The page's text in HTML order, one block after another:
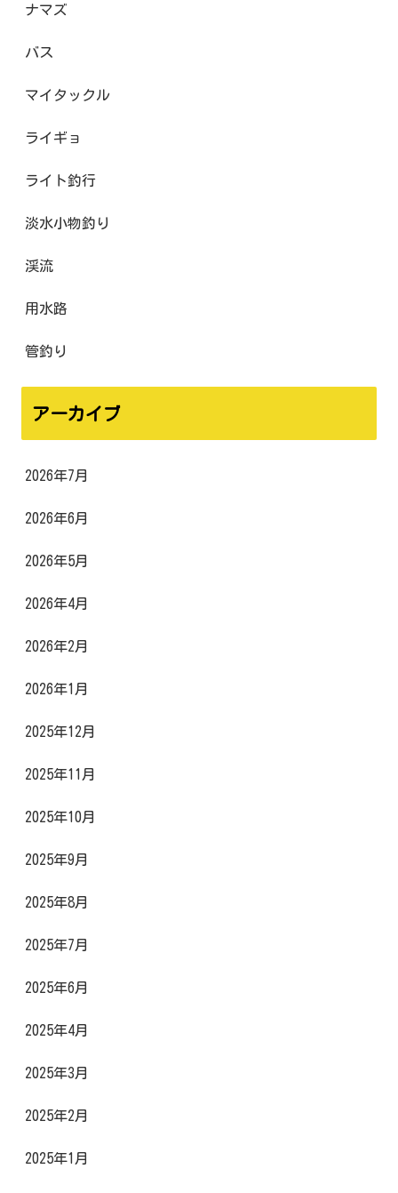
ナマズ
バス
マイタックル
ライギョ
ライト釣行
淡水小物釣り
渓流
用水路
管釣り
アーカイブ
2026年7月
2026年6月
2026年5月
2026年4月
2026年2月
2026年1月
2025年12月
2025年11月
2025年10月
2025年9月
2025年8月
2025年7月
2025年6月
2025年4月
2025年3月
2025年2月
2025年1月